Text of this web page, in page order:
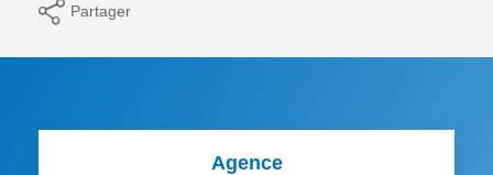
Partager
Agence